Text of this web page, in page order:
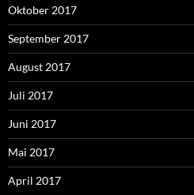
Oktober 2017
September 2017
August 2017
Juli 2017
Juni 2017
Mai 2017
April 2017